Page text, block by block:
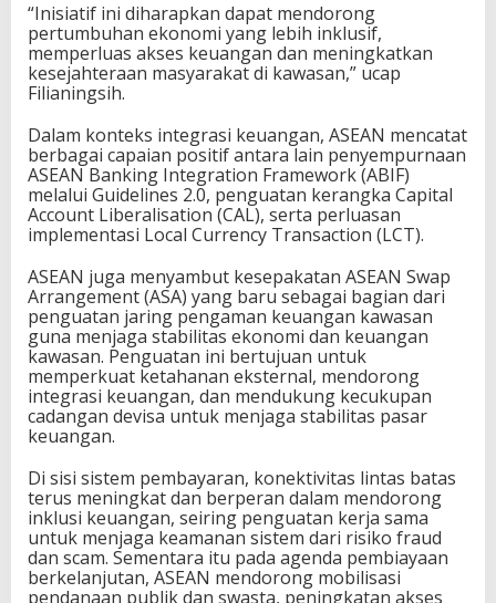
“Inisiatif ini diharapkan dapat mendorong
pertumbuhan ekonomi yang lebih inklusif,
memperluas akses keuangan dan meningkatkan
kesejahteraan masyarakat di kawasan,” ucap
Filianingsih.
Dalam konteks integrasi keuangan, ASEAN mencatat
berbagai capaian positif antara lain penyempurnaan
ASEAN Banking Integration Framework (ABIF)
melalui Guidelines 2.0, penguatan kerangka Capital
Account Liberalisation (CAL), serta perluasan
implementasi Local Currency Transaction (LCT).
ASEAN juga menyambut kesepakatan ASEAN Swap
Arrangement (ASA) yang baru sebagai bagian dari
penguatan jaring pengaman keuangan kawasan
guna menjaga stabilitas ekonomi dan keuangan
kawasan. Penguatan ini bertujuan untuk
memperkuat ketahanan eksternal, mendorong
integrasi keuangan, dan mendukung kecukupan
cadangan devisa untuk menjaga stabilitas pasar
keuangan.
Di sisi sistem pembayaran, konektivitas lintas batas
terus meningkat dan berperan dalam mendorong
inklusi keuangan, seiring penguatan kerja sama
untuk menjaga keamanan sistem dari risiko fraud
dan scam. Sementara itu pada agenda pembiayaan
berkelanjutan, ASEAN mendorong mobilisasi
pendanaan publik dan swasta, peningkatan akses